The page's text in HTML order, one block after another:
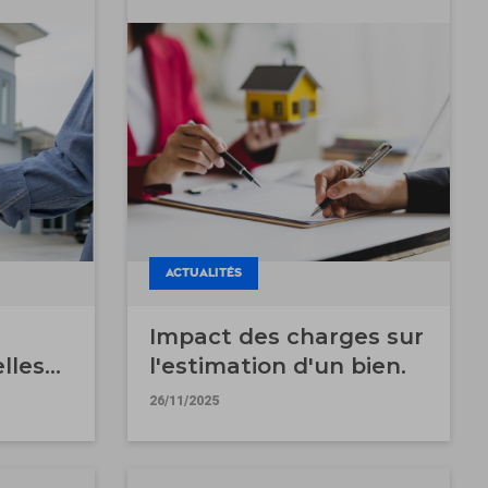
ACTUALITÉS
Impact des charges sur
l'estimation d'un bien.
26/11/2025